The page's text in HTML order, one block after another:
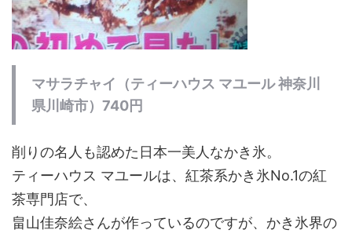
マサラチャイ（ティーハウス マユール 神奈川
県川崎市）740円
削りの名人も認めた日本一美人なかき氷。
ティーハウス マユールは、紅茶系かき氷No.1の紅
茶専門店で、
畠山佳奈絵さんが作っているのですが、かき氷界の